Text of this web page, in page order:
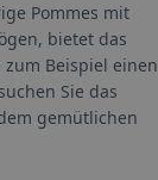
Pommes mit
bietet das
zum Beispiel einen
Sie das
gemütlichen